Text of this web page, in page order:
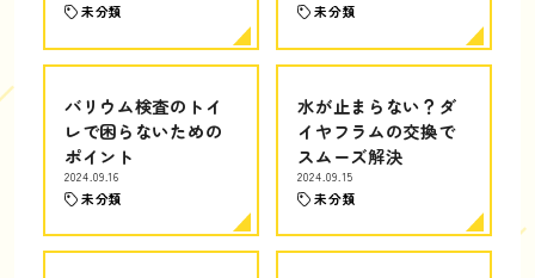
未分類 未分類
バリウム検査のトイ
レで困らないための
ポイント
2024.09.16
未分類
水が止まらない？ダ
イヤフラムの交換で
スムーズ解決
2024.09.15
未分類